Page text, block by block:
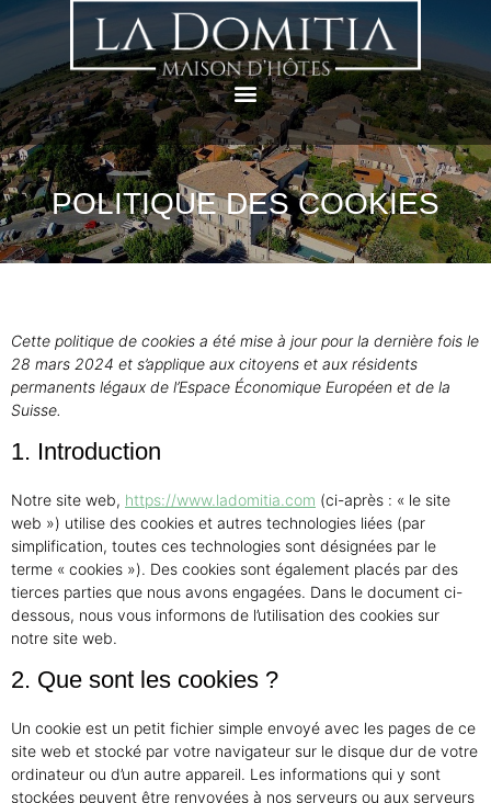
POLITIQUE DES COOKIES
Cette politique de cookies a été mise à jour pour la dernière fois le
28 mars 2024 et s’applique aux citoyens et aux résidents
permanents légaux de l’Espace Économique Européen et de la
Suisse.
1. Introduction
Notre site web, https://www.ladomitia.com (ci-après : « le site
web ») utilise des cookies et autres technologies liées (par
simplification, toutes ces technologies sont désignées par le
terme « cookies »). Des cookies sont également placés par des
tierces parties que nous avons engagées. Dans le document ci-
dessous, nous vous informons de l’utilisation des cookies sur
notre site web.
2. Que sont les cookies ?
Un cookie est un petit fichier simple envoyé avec les pages de ce
site web et stocké par votre navigateur sur le disque dur de votre
ordinateur ou d’un autre appareil. Les informations qui y sont
stockées peuvent être renvoyées à nos serveurs ou aux serveurs